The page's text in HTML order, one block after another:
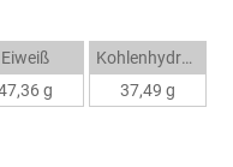
Eiweiß
g
Kohlenhydrate
37,49 g